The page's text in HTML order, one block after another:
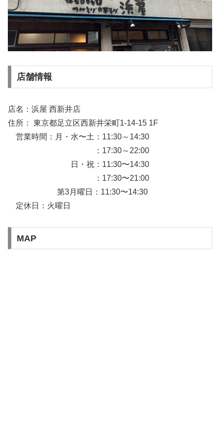
店舗情報
店名：浜屋 西新井店
住所： 東京都足立区西新井栄町1-14-15 1F
営業時間：月・水〜土：11:30～14:30
：17:30～22:00
日・祝：11:30〜14:30
：17:30〜21:00
第3月曜日：11:30〜14:30
定休日：火曜日
MAP